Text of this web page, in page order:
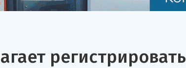
регистрировать